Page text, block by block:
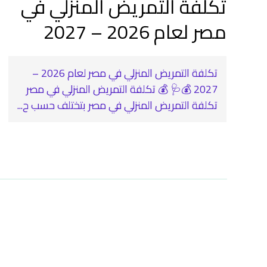
مصر لعام 2026 – 2027
تكلفة التمريض المنزلي في مصر لعام 2026 –
2027 💰🩺 💰 تكلفة التمريض المنزلي في مصر
تكلفة التمريض المنزلي في مصر بتختلف حسب ح...